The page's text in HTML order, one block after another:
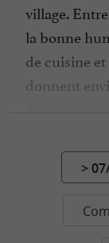
village.
la bonne
de cuisine
donnent
À votre
Biscarosse,
terres entre
Le canard
>